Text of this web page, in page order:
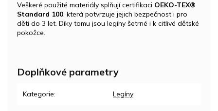
Veškeré použité materiály splňují certifikaci OEKO-TEX®
Standard 100, která potvrzuje jejich bezpečnost i pro
děti do 3 let. Díky tomu jsou legíny šetrné i k citlivé dětské
pokožce.
Doplňkové parametry
Kategorie: Legíny